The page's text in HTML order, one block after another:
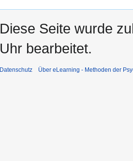
Diese Seite wurde
Uhr bearbeitet.
Datenschutz Über eLearning - Methoden der